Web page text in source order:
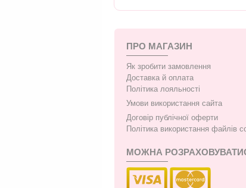
ПРО МАГАЗИН
Як зробити замовлення
Доставка й оплата
Політика лояльності
Умови використання сайта
Договір публічної оферти
Політика використання файлів
МОЖНА